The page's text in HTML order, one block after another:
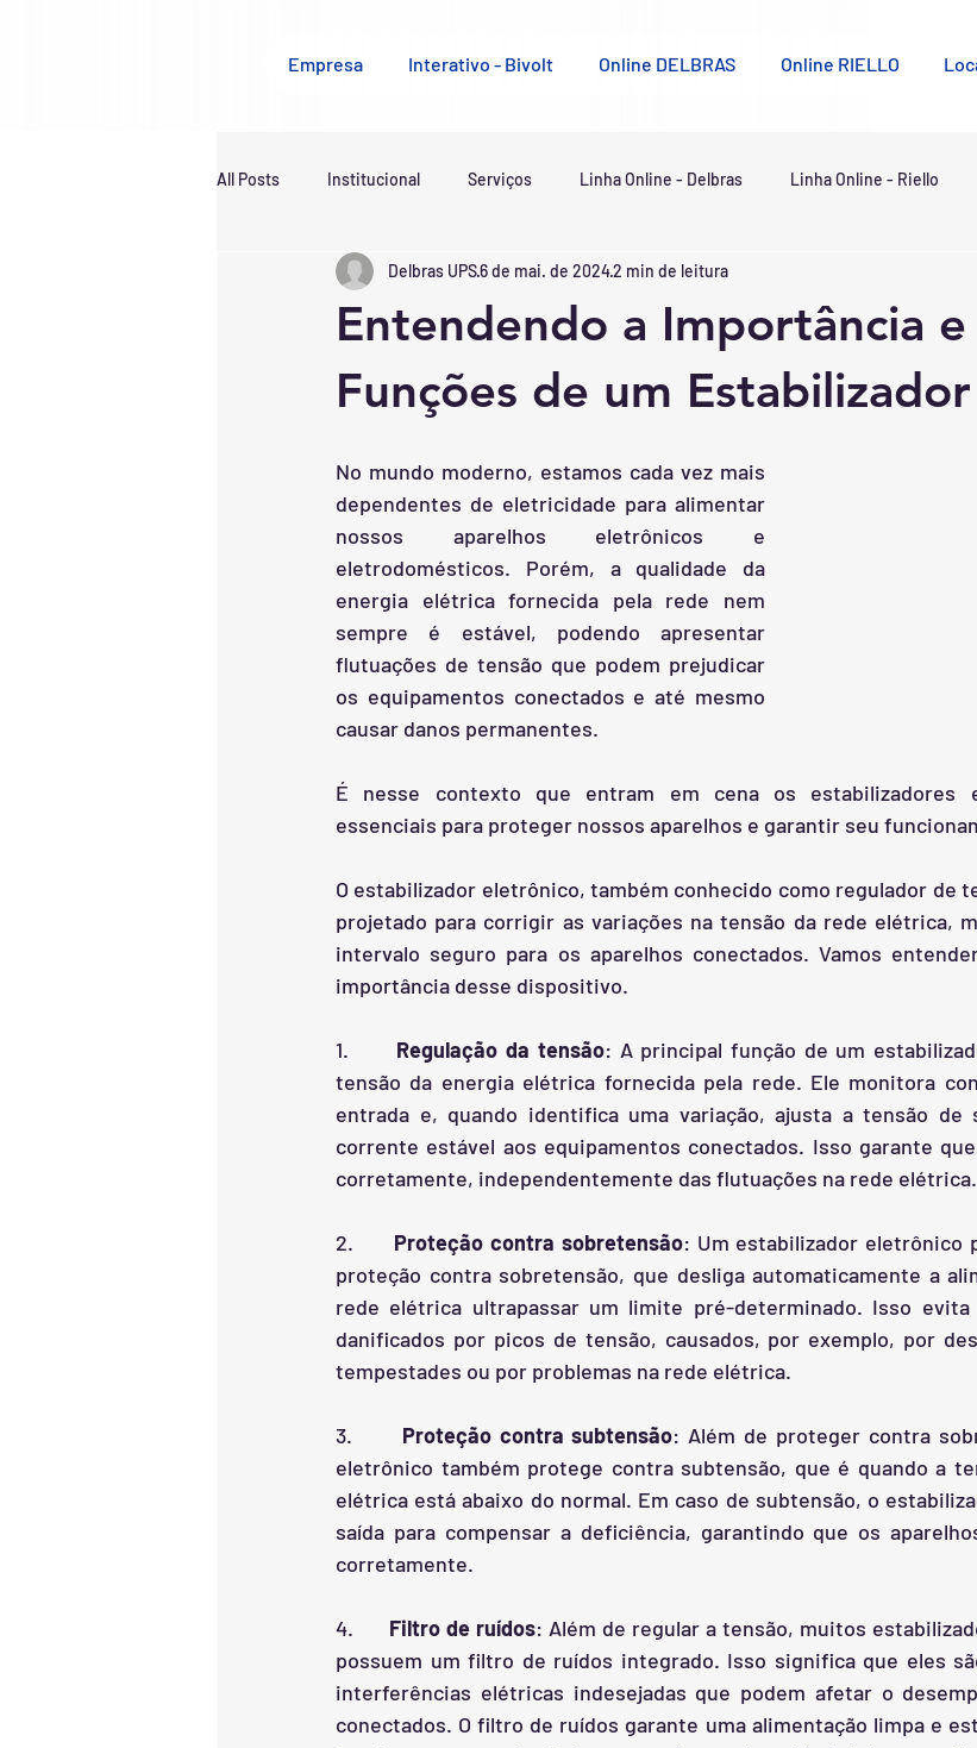
Empresa Interativo - Bivolt Online DELBRAS Online RIELLO
All Posts Institucional Serviços Linha Online - Delbras Linha Online - Riello
Entendendo a Importância e
Funções de um
Delbras UPS6 de mai. de 20242 min de leitura
No mundo moderno, estamos cada vez mais
dependentes de eletricidade para alimentar
nossos aparelhos eletrônicos e
eletrodomésticos. Porém, a qualidade da
energia elétrica fornecida pela rede nem
sempre é estável, podendo apresentar
flutuações de tensão que podem prejudicar
os equipamentos conectados e até mesmo
causar danos permanentes.
É nesse contexto que entram em cena os estabilizadores
essenciais para proteger nossos aparelhos e garantir seu
O estabilizador eletrônico, também conhecido como regulador de
projetado para corrigir as variações na tensão da rede elétrica,
intervalo seguro para os aparelhos conectados. Vamos
importância desse dispositivo.
1. Regulação da tensão: A principal função de um
tensão da energia elétrica fornecida pela rede. Ele monitora
entrada e, quando identifica uma variação, ajusta a tensão de
corrente estável aos equipamentos conectados. Isso garante
corretamente, independentemente das flutuações na rede elétrica.
2. Proteção contra sobretensão: Um estabilizador eletrônico
proteção contra sobretensão, que desliga automaticamente a
rede elétrica ultrapassar um limite pré-determinado. Isso evita
danificados por picos de tensão, causados, por exemplo, por
tempestades ou por problemas na rede elétrica.
3. Proteção contra subtensão: Além de proteger contra
eletrônico também protege contra subtensão, que é quando a
elétrica está abaixo do normal. Em caso de subtensão, o
saída para compensar a deficiência, garantindo que os
corretamente.
4. Filtro de ruídos: Além de regular a tensão, muitos
possuem um filtro de ruídos integrado. Isso significa que eles
interferências elétricas indesejadas que podem afetar o
conectados. O filtro de ruídos garante uma alimentação limpa e